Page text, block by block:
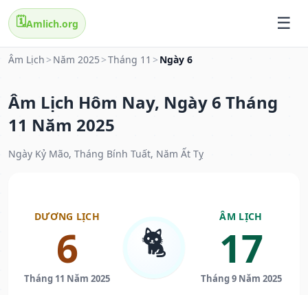
🗓️Amlich.org
Âm Lịch > Năm 2025 >Tháng 11 > Ngày 6
Âm Lịch Hôm Nay, Ngày 6 Tháng
11 Năm 2025
Ngày Kỷ Mão, Tháng Bính Tuất, Năm Ất Tỵ
DƯƠNG LỊCH
6
Tháng 11 Năm 2025
🐈
ÂM LỊCH
17
Tháng 9 Năm 2025